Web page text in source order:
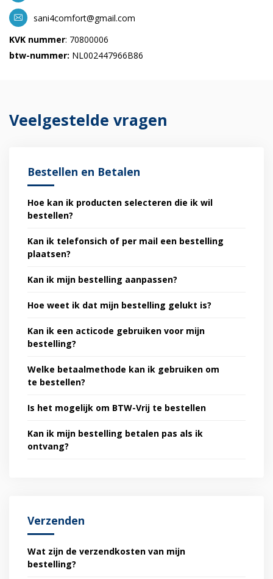
sani4comfort@gmail.com
KVK nummer: 70800006
btw-nummer: NL002447966B86
Veelgestelde vragen
Bestellen en Betalen
Hoe kan ik producten selecteren die ik wil
bestellen?
Kan ik telefonsich of per mail een bestelling
plaatsen?
Kan ik mijn bestelling aanpassen?
Hoe weet ik dat mijn bestelling gelukt is?
Kan ik een acticode gebruiken voor mijn
bestelling?
Welke betaalmethode kan ik gebruiken om
te bestellen?
Is het mogelijk om BTW-Vrij te bestellen
Kan ik mijn bestelling betalen pas als ik
ontvang?
Verzenden
Wat zijn de verzendkosten van mijn
bestelling?